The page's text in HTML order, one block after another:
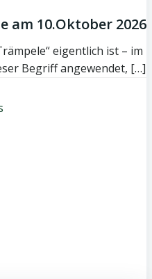
am 10.Oktober 2026
eigentlich ist – im
Begriff angewendet, […]